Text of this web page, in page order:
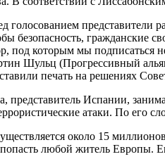
голосованием
безопасность, гражданские
под которым мы подписаться
Шульц (Прогрессивный
печать на решениях
представитель Испании,
атаки. По его
около 15
любой житель Европы.